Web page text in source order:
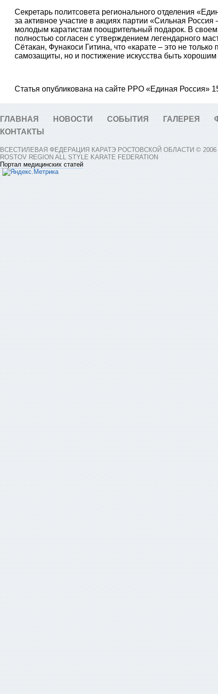
Секретарь политсовета регионального отделения
за активное участие в акциях партии «Сильная
молодым каратистам поощрительный подарок. В
полностью согласен с утверждением легендарного
Сётакан, Фунакоси Гитина, что «карате – это не
самозащиты, но и постижение искусства быть
Статья опубликована на сайте РРО «Единая Россия»
ГЛАВНАЯ НОВОСТИ СОБЫТИЯ ГАЛЕРЕЯ
КОНТАКТЫ
ВСЕСТИЛЕВАЯ ФЕДЕРАЦИЯ КАРАТЭ РОСТОВСКОЙ ОБЛАСТИ © 2006
ROSTOV REGION ALL STYLE KARATE FEDERATION
Портал медицинских статей